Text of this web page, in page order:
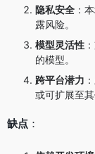
隐私安全 ：
露风险。
模型灵活性
的模型。
跨平台潜力
或可扩展至其
缺点 ：